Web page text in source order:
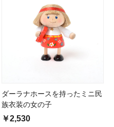
ダーラナホースを持ったミニ民
族衣装の女の子
￥2,530